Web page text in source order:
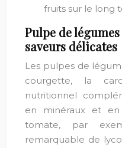
fruits sur le long
Pulpe de
saveurs délicates
Les pulpes de
courgette, la
nutritionnel
en minéraux et
tomate, par
remarquable de